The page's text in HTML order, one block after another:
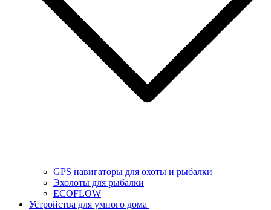
GPS навигаторы для охоты и рыбалки
Эхолоты для рыбалки
ECOFLOW
Устройства для умного дома